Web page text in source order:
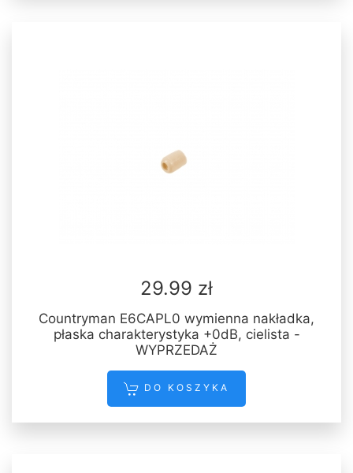
29.99 zł
Countryman E6CAPL0 wymienna nakładka,
płaska charakterystyka +0dB, cielista -
WYPRZEDAŻ
DO KOSZYKA